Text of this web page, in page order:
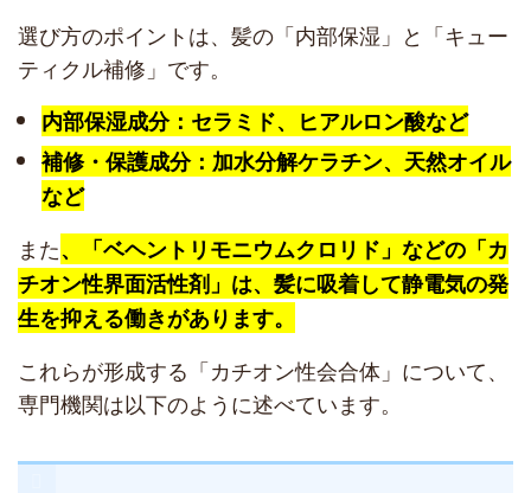
選び方のポイントは、髪の「内部保湿」と「キュー
ティクル補修」です。
内部保湿成分：セラミド、ヒアルロン酸など
補修・保護成分：加水分解ケラチン、天然オイル
など
また、「ベヘントリモニウムクロリド」などの「カ
チオン性界面活性剤」は、髪に吸着して静電気の発
生を抑える働きがあります。
これらが形成する「カチオン性会合体」について、
専門機関は以下のように述べています。